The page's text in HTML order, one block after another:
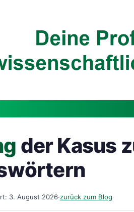
der Kasus
3. August 2026·zurück zum Blog